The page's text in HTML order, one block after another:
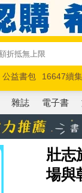
公益書包 16647續集
馬斯克 玩具總動員5
雜誌 電子書
壯志
場與